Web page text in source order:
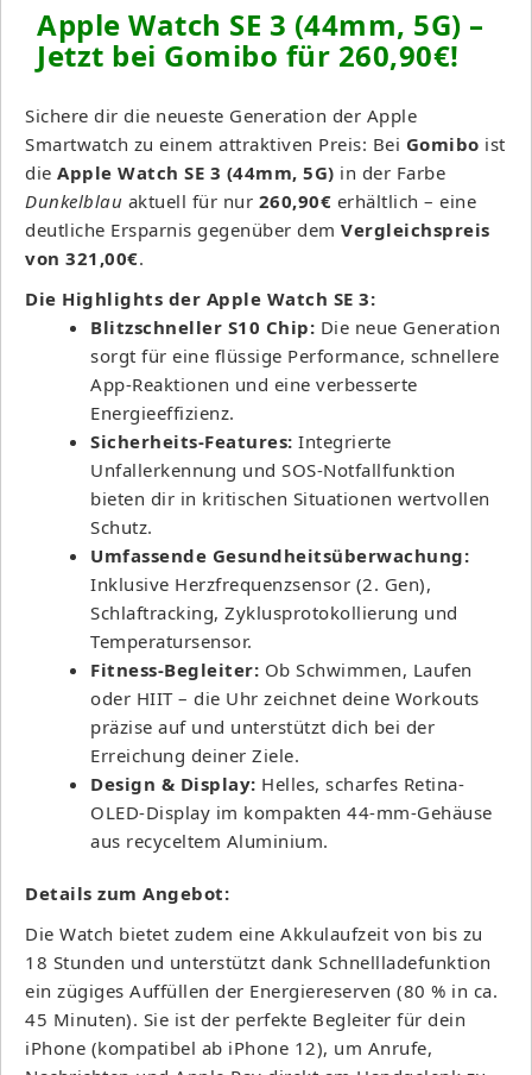
Apple Watch SE 3 (44mm, 5G) –
Jetzt bei Gomibo für 260,90€!
Sichere dir die neueste Generation der Apple
Smartwatch zu einem attraktiven Preis: Bei Gomibo ist
die Apple Watch SE 3 (44mm, 5G) in der Farbe
Dunkelblau aktuell für nur 260,90€ erhältlich – eine
deutliche Ersparnis gegenüber dem Vergleichspreis
von 321,00€.
Die Highlights der Apple Watch SE 3:
Blitzschneller S10 Chip: Die neue Generation
sorgt für eine flüssige Performance, schnellere
App-Reaktionen und eine verbesserte
Energieeffizienz.
Sicherheits-Features: Integrierte
Unfallerkennung und SOS-Notfallfunktion
bieten dir in kritischen Situationen wertvollen
Schutz.
Umfassende Gesundheitsüberwachung:
Inklusive Herzfrequenzsensor (2. Gen),
Schlaftracking, Zyklusprotokollierung und
Temperatursensor.
Fitness-Begleiter: Ob Schwimmen, Laufen
oder HIIT – die Uhr zeichnet deine Workouts
präzise auf und unterstützt dich bei der
Erreichung deiner Ziele.
Design & Display: Helles, scharfes Retina-
OLED-Display im kompakten 44-mm-Gehäuse
aus recyceltem Aluminium.
Details zum Angebot:
Die Watch bietet zudem eine Akkulaufzeit von bis zu
18 Stunden und unterstützt dank Schnellladefunktion
ein zügiges Auffüllen der Energiereserven (80 % in ca.
45 Minuten). Sie ist der perfekte Begleiter für dein
iPhone (kompatibel ab iPhone 12), um Anrufe,